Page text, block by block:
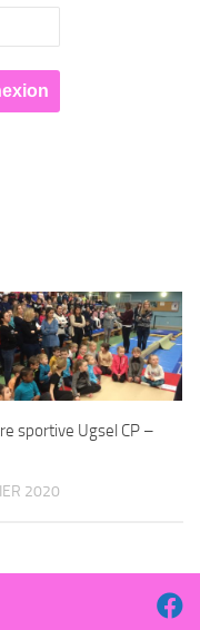
sportive Ugsel CP –
2020